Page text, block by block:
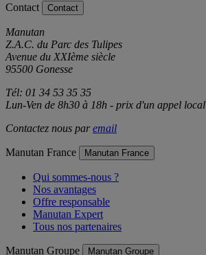
Contact Contact
Manutan
Z.A.C. du Parc des Tulipes
Avenue du XXIème siècle
95500 Gonesse
Tél: 01 34 53 35 35
Lun-Ven de 8h30 à 18h - prix d'un appel local
Contactez nous paremail
Manutan France Manutan France
Qui sommes-nous ?
Nos avantages
Offre responsable
Manutan Expert
Tous nos partenaires
Manutan Groupe Manutan Groupe